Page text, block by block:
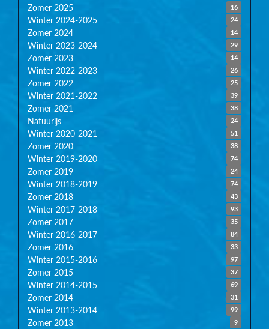
16
Zomer 2025
24
Winter 2024-2025
14
Zomer 2024
29
Winter 2023-2024
14
Zomer 2023
26
Winter 2022-2023
25
Zomer 2022
39
Winter 2021-2022
38
Zomer 2021
24
Natuurijs
51
Winter 2020-2021
38
Zomer 2020
74
Winter 2019-2020
24
Zomer 2019
74
Winter 2018-2019
43
Zomer 2018
93
Winter 2017-2018
35
Zomer 2017
84
Winter 2016-2017
33
Zomer 2016
97
Winter 2015-2016
37
Zomer 2015
69
Winter 2014-2015
31
Zomer 2014
99
Winter 2013-2014
9
Zomer 2013